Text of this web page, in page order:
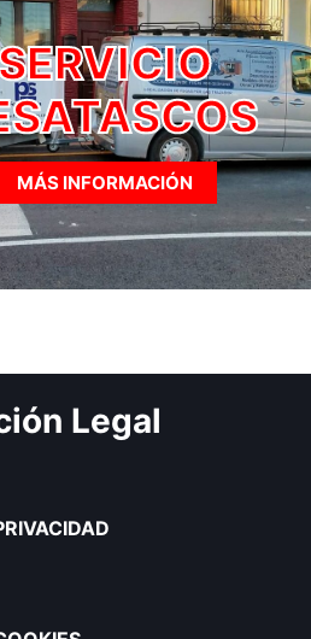
MÁS INFORMACIÓN
Legal